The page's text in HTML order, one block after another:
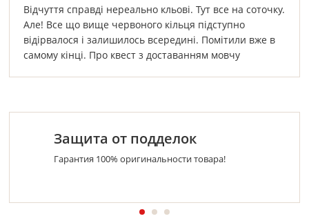
Відчуття справді нереально кльові. Тут все на соточку.
Але! Все що вище червоного кільця підступно
відірвалося і залишилось всередині. Помітили вже в
самому кінці. Про квест з доставанням мовчу
Защита от подделок
Гарантия 100% оригинальности товара!